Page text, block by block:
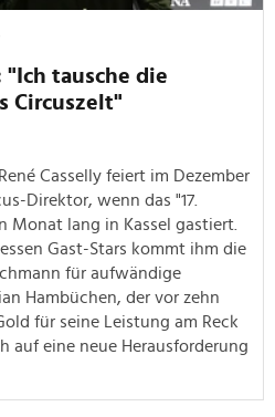
"Ich tausche die
Circuszelt"
Casselly feiert im Dezember
Direktor, wenn das "17.
Monat lang in Kassel gastiert.
Gast-Stars kommt ihm die
für aufwändige
Hambüchen, der vor zehn
für seine Leistung am Reck
auf eine neue Herausforderung